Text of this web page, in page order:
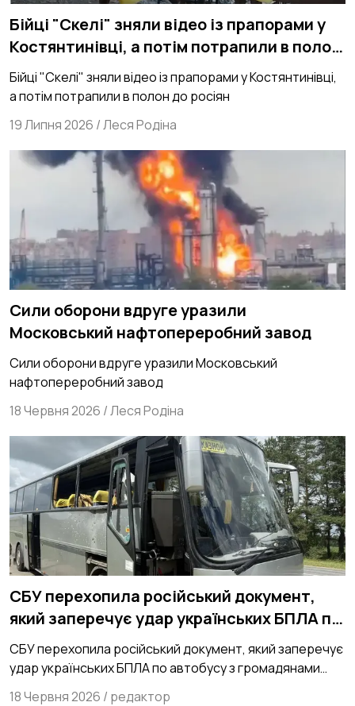
Бійці "Скелі" зняли відео із прапорами у
Костянтинівці, а потім потрапили в полон
до росіян
Бійці "Скелі" зняли відео із прапорами у Костянтинівці,
а потім потрапили в полон до росіян
19 Липня 2026 /Леся Родіна
Сили оборони вдруге уразили
Московський нафтопереробний завод
Сили оборони вдруге уразили Московський
нафтопереробний завод
18 Червня 2026 /Леся Родіна
СБУ перехопила російський документ,
який заперечує удар українських БПЛА по
автобусу з громадянами Білорусі
СБУ перехопила російський документ, який заперечує
удар українських БПЛА по автобусу з громадянами
18 Червня 2026 / редактор